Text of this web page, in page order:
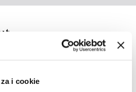
i cookiedelle lettere